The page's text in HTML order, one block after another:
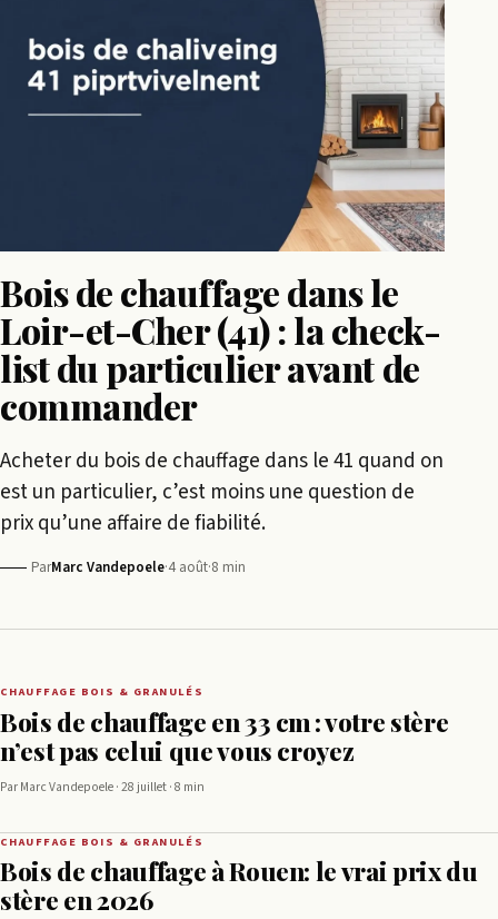
Bois de chauffage dans le
Loir-et-Cher (41) : la check-
list du particulier avant de
commander
Acheter du bois de chauffage dans le 41 quand on
est un particulier, c’est moins une question de
prix qu’une affaire de fiabilité.
ParMarc Vandepoele·4 août·8 min
CHAUFFAGE BOIS & GRANULÉS
Bois de chauffage en 33 cm : votre stère
n’est pas celui que vous croyez
Par Marc Vandepoele · 28 juillet · 8 min
CHAUFFAGE BOIS & GRANULÉS
Bois de chauffage à Rouen: le vrai prix du
stère en 2026